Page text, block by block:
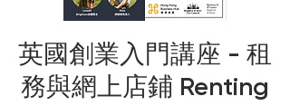
英國創業入門講座 - 租
務與網上店鋪 Renting